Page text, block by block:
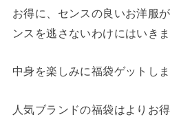
お得に、センスの良いお洋服
ンスを逃さないわけにはいきま
中身を楽しみに福袋ゲットしま
人気ブランドの福袋はよりお